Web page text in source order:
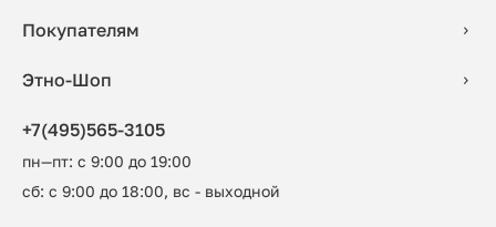
Покупателям
Этно-Шоп
+7(495)565-3105
пн—пт: с 9:00 до 19:00
сб: с 9:00 до 18:00, вс - выходной